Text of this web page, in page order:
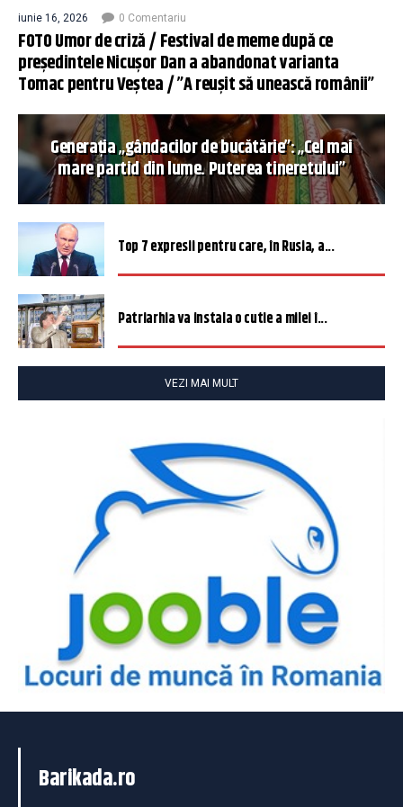
iunie 16, 2026 0 Comentariu
FOTO Umor de criză / Festival de meme după ce
președintele Nicușor Dan a abandonat varianta
Tomac pentru Veștea / ”A reușit să unească românii”
Generația „gândacilor de bucătărie”: „Cel mai
mare partid din lume. Puterea tineretului”
Top 7 expresii pentru care, în Rusia, a...
Patriarhia va instala o cutie a milei î...
VEZI MAI MULT
Barikada.ro